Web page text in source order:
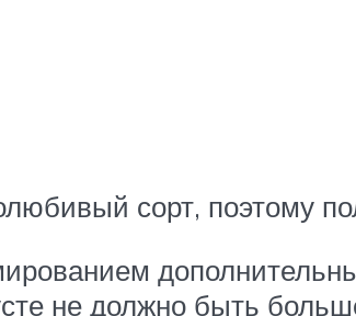
сорт, поэтому
не должно быть